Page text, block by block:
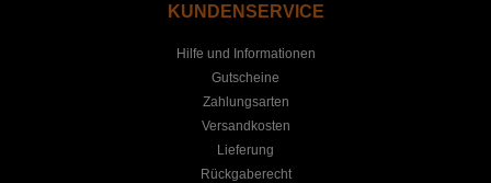
KUNDENSERVICE
Hilfe und Informationen
Gutscheine
Zahlungsarten
Versandkosten
Lieferung
Rückgaberecht